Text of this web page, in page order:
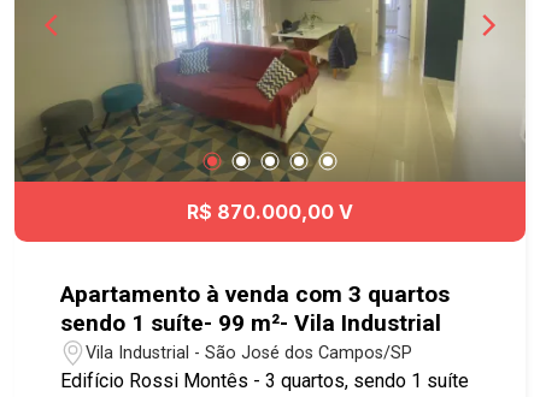
R$ 870.000,00 V
Apartamento à venda com 3 quartos
sendo 1 suíte- 99 m²- Vila Industrial
Vila Industrial - São José dos Campos/SP
Edifício Rossi Montês - 3 quartos, sendo 1 suíte